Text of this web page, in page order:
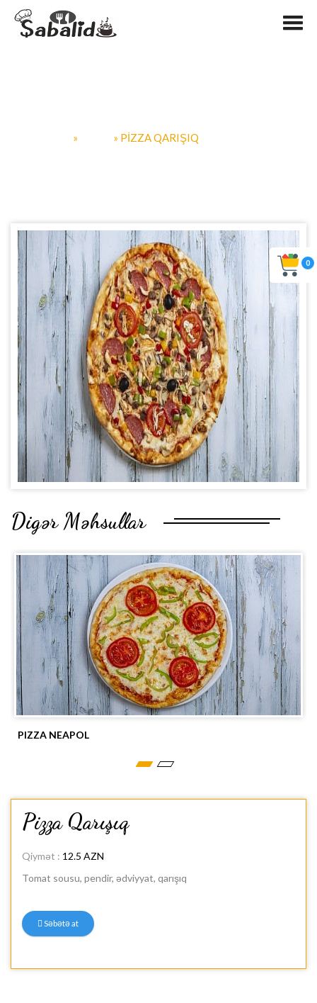
0
» » PIZZA QARIŞIQ
Digər Məhsullar
PIZZA NEAPOL
Pizza Qarışıq
Qiymət : 12.5 AZN
Tomat sousu, pendir, ədviyyat, qarışıq
Səbətə at